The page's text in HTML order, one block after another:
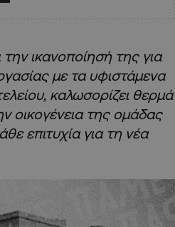
ικανοποίησή της για
με τα υφιστάμενα
καλωσορίζει θερμά
οικογένεια της ομάδας
επιτυχία για τη νέα